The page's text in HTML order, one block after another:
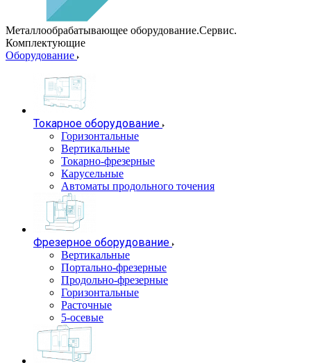
Металлообрабатывающее оборудование.Сервис.
Комплектующие
Оборудование
Токарное оборудование
Горизонтальные
Вертикальные
Токарно-фрезерные
Карусельные
Автоматы продольного точения
Фрезерное оборудование
Вертикальные
Портально-фрезерные
Продольно-фрезерные
Горизонтальные
Расточные
5-осевые